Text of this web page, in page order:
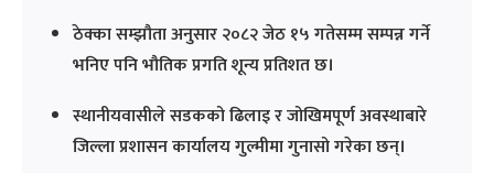
ठेक्का सम्झौता अनुसार २०८२ जेठ १५ गतेसम्म सम्पन्न गर्ने
भनिए पनि भौतिक प्रगति शून्य प्रतिशत छ।
स्थानीयवासीले सडकको ढिलाइ र जोखिमपूर्ण अवस्थाबारे
जिल्ला प्रशासन कार्यालय गुल्मीमा गुनासो गरेका छन्।